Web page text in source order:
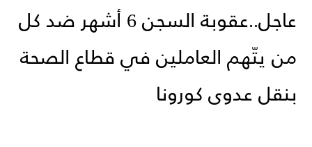
عاجل..عقوبة السجن 6 أشهر ضد كل
من يتّهم العاملين في قطاع الصحة
بنقل عدوى كورونا